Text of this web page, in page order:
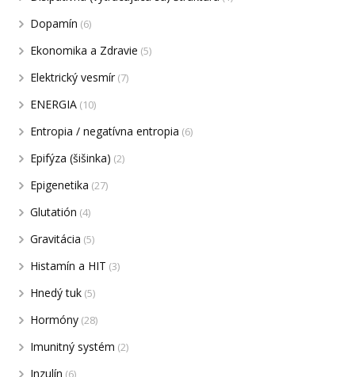
Dopamín (6)
Ekonomika a Zdravie (5)
Elektrický vesmír (7)
ENERGIA (10)
Entropia / negatívna entropia (6)
Epifýza (šišinka) (2)
Epigenetika (27)
Glutatión (4)
Gravitácia (5)
Histamín a HIT (3)
Hnedý tuk (5)
Hormóny (28)
Imunitný systém (2)
Inzulín